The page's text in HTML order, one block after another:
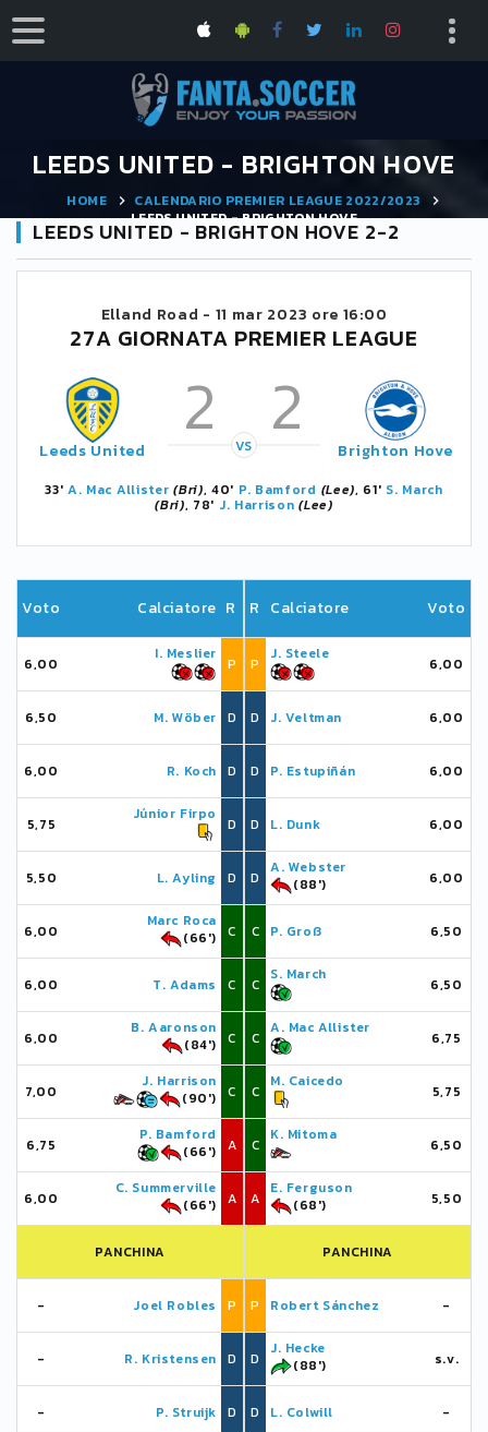
LEEDS UNITED - BRIGHTON HOVE
HOME
CALENDARIO PREMIER LEAGUE 2022/2023
LEEDS UNITED - BRIGHTON HOVE
LEEDS UNITED - BRIGHTON HOVE 2-2
Elland Road - 11 mar 2023 ore 16:00
27A GIORNATA PREMIER LEAGUE
Leeds United 2 2
VS Brighton Hove
33' A. Mac Allister (Bri), 40' P. Bamford (Lee), 61' S. March
(Bri), 78' J. Harrison (Lee)
Voto Calciatore R
6,00
I. Meslier
P
6,50 M. Wöber D
6,00 R. Koch D
5,75
Júnior Firpo
D
5,50 L. Ayling D
6,00
Marc Roca
(66')
C
6,00 T. Adams C
6,00
B. Aaronson
(84')
C
7,00
J. Harrison
(90')
C
6,75
P. Bamford
(66')
A
6,00
C. Summerville
(66')
A
PANCHINA
- Joel Robles P
- R. Kristensen D
- P. Struijk D
R Calciatore Voto
P
J. Steele
6,00
D J. Veltman 6,00
D P. Estupiñán 6,00
D L. Dunk 6,00
D
A. Webster
(88')
6,00
C P. Groß 6,50
C
S. March
6,50
C
A. Mac Allister
6,75
C
M. Caicedo
5,75
C
K. Mitoma
6,50
A
E. Ferguson
(68')
5,50
PANCHINA
P Robert Sánchez -
D
J. Hecke
(88')
s.v.
D L. Colwill -